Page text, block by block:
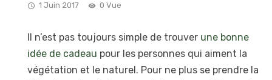
1 Juin 2017 0 Vue
Il n’est pas toujours simple de trouver une bonne
idée de cadeau pour les personnes qui aiment la
végétation et le naturel. Pour ne plus se prendre la